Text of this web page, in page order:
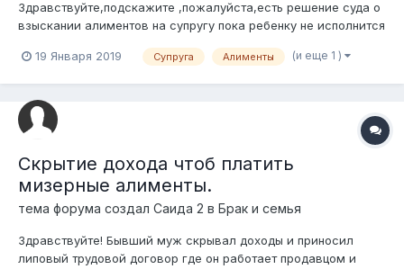
Здравствуйте,подскажите ,пожалуйста,есть решение суда о
взыскании алиментов на супругу пока ребенку не исполнится
этом году ребенку исполняется 3 года,можно ли взыскать с
за обращение...
19 Января 2019 Супруга Алименты (и еще 1 )
Скрытие дохода чтоб платить
мизерные алименты.
тема форума создал Саида 2 в Брак и семья
Здравствуйте! Бывший муж скрывал доходы и приносил
липовый трудовой договор где он работает продавцом и